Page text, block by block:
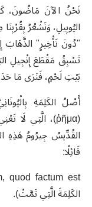
نَحْنُ الآنَ مَاضُونَ،
اليُوبِيلِ، وَنَشْعُرُ
"دُونَ تَأْخِيرٍ" الذَّهَابَ
تَسْبِقُ مَقْطَعَ إِنْجِيلِ
بَيْتِ لَحْمٍ، فَنَرَى مَا
أَصْلُ الكَلِمَةِ
(
ῥῆμα
)، الَّتِي لَا
القُدِّيسُ جِيرُومُ هَذِهِ
قَائِلًا:
factum est - (
الكَلِمَةَ الَّتِي تَمَّتْ).